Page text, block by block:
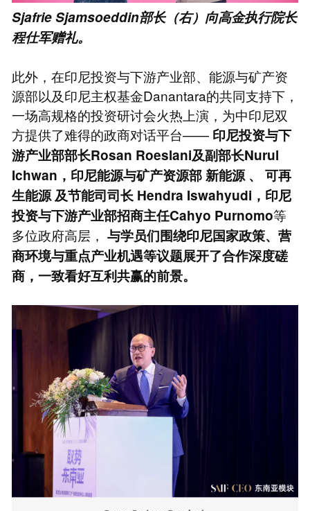
Sjafrie Sjamsoeddin部长（右）向高金执行院长
程仕军赠礼。
此外，在印尼投资与下游产业部、能源与矿产资
源部以及印尼主权基金Danantara的共同支持下，
一场高规格的投资研讨会火热上演，为中印尼双
方提供了难得的政商对话平台—— 印尼投资与下
游产业部部长Rosan Roeslani及副部长Nurul
Ichwan，印尼能源与矿产资源部新能源 、
可再
生能源及节能司司长 Hendra Iswahyudi，印尼
投资与下游产业部招商主任Cahyo Purnomo等
多位政府高层， 与学员们围绕印尼国家政策、营
商环境与重点产业机遇等议题展开了合作深度磋
商，一致看好互利共赢的前景。